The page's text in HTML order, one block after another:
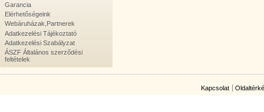
Garancia
Elérhetőségeink
Webáruházak,Partnerek
Adatkezelési Tájékoztató
Adatkezelési Szabályzat
ÁSZF Általános szerződési
feltételek
Kapcsolat